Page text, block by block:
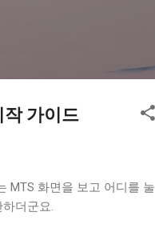
가이드
MTS 화면을 보고 어디를 눌
더군요.